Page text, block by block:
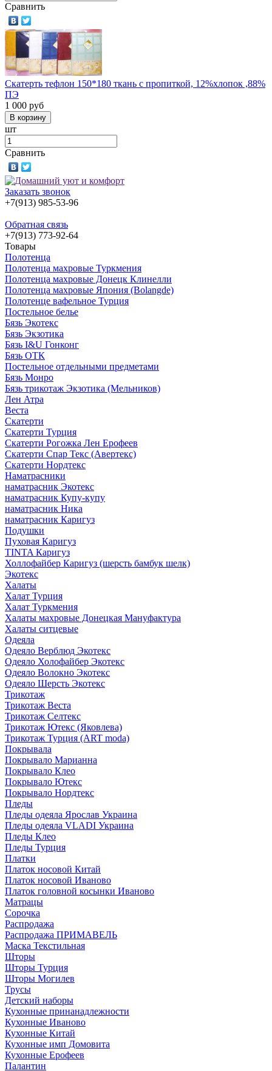
Сравнить
Скатерть тефлон 150*180 ткань с пропиткой, 12%хлопок ,88%
ПЭ
1 000 руб
шт
Сравнить
Заказать звонок
+7(913) 985-53-96
Обратная связь
+7(913) 773-92-64
Товары
Полотенца
Полотенца махровые Туркмения
Полотенца махровые Донецк Клинелли
Полотенца махровые Япония (Bolangde)
Полотенце вафельное Турция
Постельное белье
Бязь Экотекс
Бязь Экзотика
Бязь I&U Гонконг
Бязь ОТК
Постельное отдельными предметами
Бязь Монро
Бязь трикотаж Экзотика (Мельников)
Лен Атра
Веста
Скатерти
Скатерти Турция
Скатерти Рогожка Лен Ерофеев
Скатерти Спар Текс (Авертекс)
Скатерти Нордтекс
Наматрасники
наматрасник Экотекс
наматрасник Купу-купу
наматрасник Ника
наматрасник Каригуз
Подушки
Пуховая Каригуз
TINTA Каригуз
Холлофайбер Каригуз (шерсть бамбук шелк)
Экотекс
Халаты
Халат Турция
Халат Туркмения
Халаты махровые Донецкая Мануфактура
Халаты ситцевые
Одеяла
Одеяло Верблюд Экотекс
Одеяло Холофайбер Экотекс
Одеяло Волокно Экотекс
Одеяло Шерсть Экотекс
Трикотаж
Трикотаж Веста
Трикотаж Селтекс
Трикотаж Ютекс (Яковлева)
Трикотаж Турция (ART moda)
Покрывала
Покрывало Марианна
Покрывало Клео
Покрывало Ютекс
Покрывало Нордтекс
Пледы
Пледы одеяла Ярослав Украина
Пледы одеяла VLADI Украина
Пледы Клео
Пледы Турция
Платки
Платок носовой Китай
Платок носовой Иваново
Платок головной косынки Иваново
Матрацы
Сорочка
Распродажа
Распродажа ПРИМАВЕЛЬ
Маска Текстильная
Шторы
Шторы Турция
Шторы Могилев
Трусы
Детский наборы
Кухонные принанадлежности
Кухонные Иваново
Кухонные Китай
Кухонные имп Домовита
Кухонные Ерофеев
Палантин